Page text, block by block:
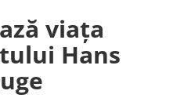
viața
Hans